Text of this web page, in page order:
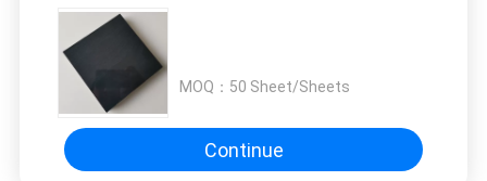
MOQ： 50 Sheet/Sheets
Continue